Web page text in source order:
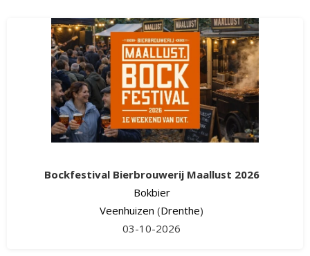
Bockfestival Bierbrouwerij Maallust 2026
Bokbier
Veenhuizen (Drenthe)
03-10-2026